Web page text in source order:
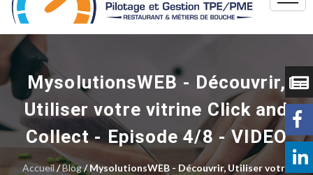
Nos conseillers
DionySols
Nos versions
Nos autres
Solutions
MysolutionsWEB - Découvrir,
Utiliser votre vitrine Click and
Collect - Episode 4/8 - VIDEO
Accueil/Blog/ MysolutionsWEB - Découvrir, Utiliser votre